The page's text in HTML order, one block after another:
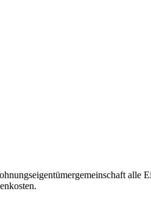
alle